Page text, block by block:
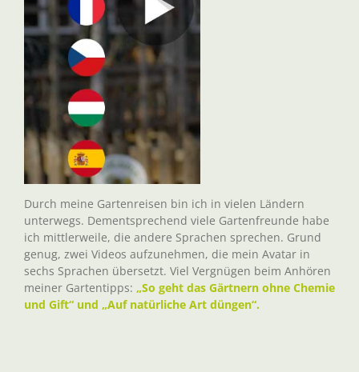
Durch meine Gartenreisen bin ich in vielen Ländern
unterwegs. Dementsprechend viele Gartenfreunde habe
ich mittlerweile, die andere Sprachen sprechen. Grund
genug, zwei Videos aufzunehmen, die mein Avatar in
sechs Sprachen übersetzt. Viel Vergnügen beim Anhören
meiner Gartentipps: „So geht das Gärtnern ohne Chemie
und Gift“ und „Auf natürliche Art düngen“.